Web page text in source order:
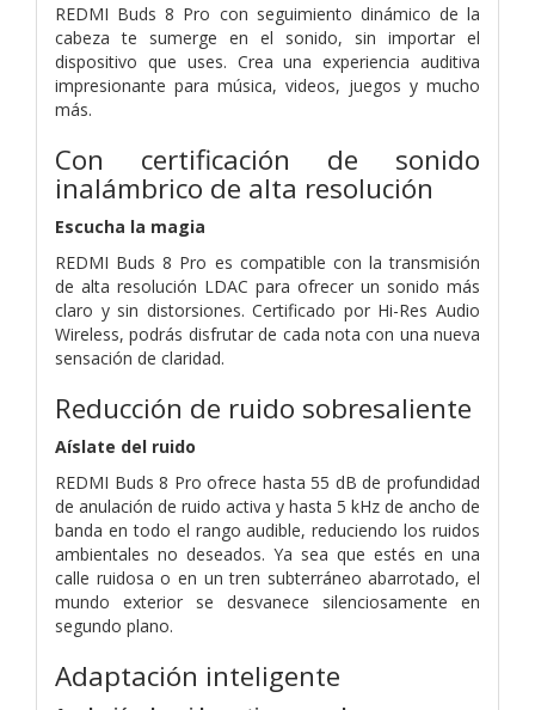
REDMI Buds 8 Pro con seguimiento dinámico de la
cabeza te sumerge en el sonido, sin importar el
dispositivo que uses. Crea una experiencia auditiva
impresionante para música, videos, juegos y mucho
más.
Con certificación de sonido
inalámbrico de alta resolución
Escucha la magia
REDMI Buds 8 Pro es compatible con la transmisión
de alta resolución LDAC para ofrecer un sonido más
claro y sin distorsiones. Certificado por Hi-Res Audio
Wireless, podrás disfrutar de cada nota con una nueva
sensación de claridad.
Reducción de ruido sobresaliente
Aíslate del ruido
REDMI Buds 8 Pro ofrece hasta 55 dB de profundidad
de anulación de ruido activa y hasta 5 kHz de ancho de
banda en todo el rango audible, reduciendo los ruidos
ambientales no deseados. Ya sea que estés en una
calle ruidosa o en un tren subterráneo abarrotado, el
mundo exterior se desvanece silenciosamente en
segundo plano.
Adaptación inteligente